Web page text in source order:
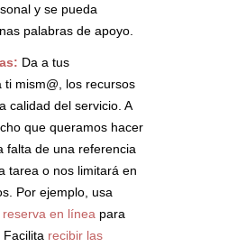
y se pueda
palabras de apoyo.
Da a tus
ti mism@, los recursos
calidad del servicio. A
que queramos hacer
falta de una referencia
tarea o nos limitará en
Por ejemplo, usa
reserva en línea para
Facilita recibir las